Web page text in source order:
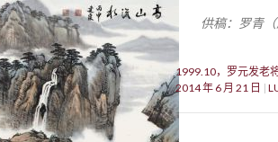
供稿：罗青
1999.10，罗元发老
2014 年 6 月 21 日